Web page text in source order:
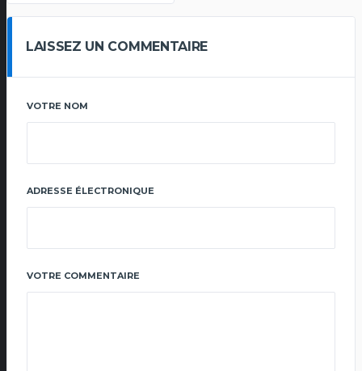
LAISSEZ UN COMMENTAIRE
VOTRE NOM
ADRESSE ÉLECTRONIQUE
VOTRE COMMENTAIRE